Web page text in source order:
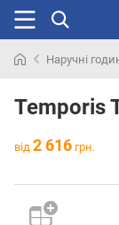
раніше
Наручні
Temporis
від 2 616 грн.